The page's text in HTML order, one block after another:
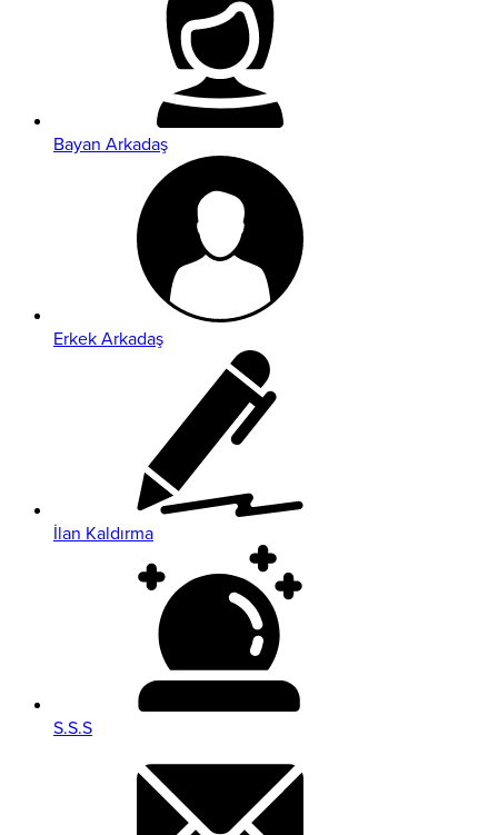
Bayan Arkadaş
Erkek Arkadaş
İlan Kaldırma
S.S.S